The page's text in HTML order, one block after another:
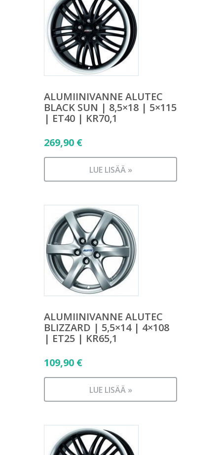
ALUMIINIVANNE ALUTEC
BLACK SUN | 8,5×18 | 5×115
| ET40 | KR70,1
269,90 €
LUE LISÄÄ »
ALUMIINIVANNE ALUTEC
BLIZZARD | 5,5×14 | 4×108
| ET25 | KR65,1
109,90 €
LUE LISÄÄ »